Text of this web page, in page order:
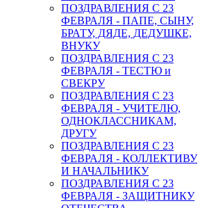
ПОЗДРАВЛЕНИЯ С 23
ФЕВРАЛЯ - ПАПЕ, СЫНУ,
БРАТУ, ДЯДЕ, ДЕДУШКЕ,
ВНУКУ
ПОЗДРАВЛЕНИЯ С 23
ФЕВРАЛЯ - ТЕСТЮ и
СВЕКРУ
ПОЗДРАВЛЕНИЯ С 23
ФЕВРАЛЯ - УЧИТЕЛЮ,
ОДНОКЛАССНИКАМ,
ДРУГУ
ПОЗДРАВЛЕНИЯ С 23
ФЕВРАЛЯ - КОЛЛЕКТИВУ
И НАЧАЛЬНИКУ
ПОЗДРАВЛЕНИЯ С 23
ФЕВРАЛЯ - ЗАЩИТНИКУ